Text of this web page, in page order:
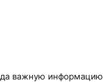
важную информацию